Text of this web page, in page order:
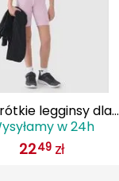
legginsy dla
dziewczynki
w 24h
2249 zł